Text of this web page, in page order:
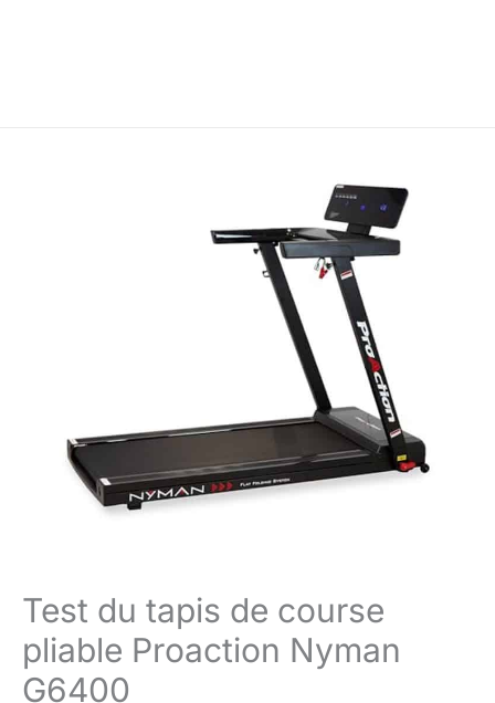
Test du tapis de course
pliable Proaction Nyman
G6400